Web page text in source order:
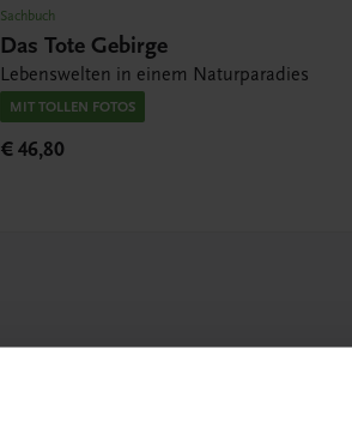
Sachbuch
Das Tote Gebirge
Lebenswelten in einem Naturparadies
MIT TOLLEN FOTOS
€ 46,80